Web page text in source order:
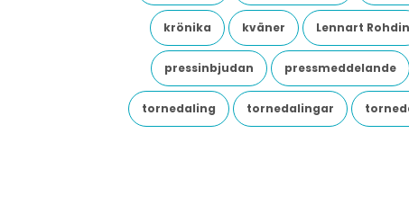
krönika kväner Lennart Rohdin
pressinbjudan pressmeddelande
tornedaling tornedalingar